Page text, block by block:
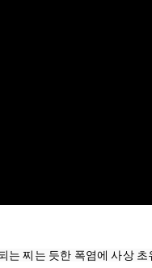
는 찌는 듯한 폭염에 사상 초